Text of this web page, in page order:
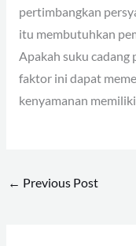
pertimbangkan
itu membutuhkan
Apakah suku cadang
faktor ini dapat
kenyamanan
← Previous Post